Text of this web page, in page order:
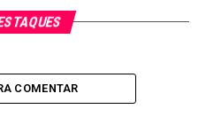
COMENTAR